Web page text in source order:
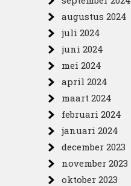
augustus 2024
juli 2024
juni 2024
mei 2024
april 2024
maart 2024
februari 2024
januari 2024
december 2023
november 2023
oktober 2023